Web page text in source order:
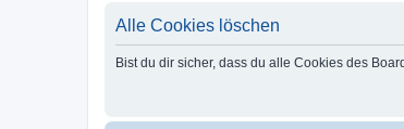
Alle Cookies löschen
Bist du dir sicher, dass du alle Cookies des